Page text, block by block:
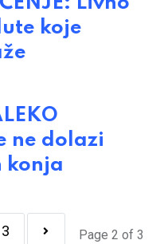
koje
ne dolazi
konja
Page 2 of 3
3